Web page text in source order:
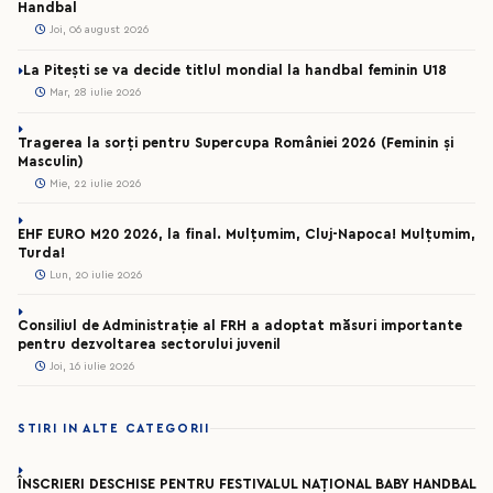
Handbal
Joi, 06 august 2026
La Pitești se va decide titlul mondial la handbal feminin U18
Mar, 28 iulie 2026
Tragerea la sorți pentru Supercupa României 2026 (Feminin și
Masculin)
Mie, 22 iulie 2026
EHF EURO M20 2026, la final. Mulțumim, Cluj-Napoca! Mulțumim,
Turda!
Lun, 20 iulie 2026
Consiliul de Administrație al FRH a adoptat măsuri importante
pentru dezvoltarea sectorului juvenil
Joi, 16 iulie 2026
STIRI IN ALTE CATEGORII
ÎNSCRIERI DESCHISE PENTRU FESTIVALUL NAȚIONAL BABY HANDBAL